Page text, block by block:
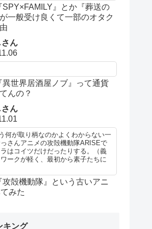
SPY×FAMILY』とか『葬送の
一般受け良くて一部のオタク
ん
異世界居酒屋ノブ』って通貨
んの？
ん
何が取り柄なのかよくわからない一
さんアニメの攻殻機動隊ARISEで
はコイツだけだったりする。（義
ークが軽く、最初から素子たちに
攻殻機動隊』という古いアニ
みた
キング